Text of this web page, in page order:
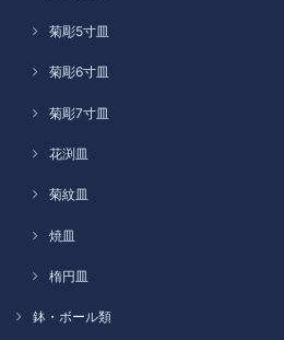
菊彫5寸皿
菊彫6寸皿
菊彫7寸皿
花渕皿
菊紋皿
焼皿
楕円皿
鉢・ボール類